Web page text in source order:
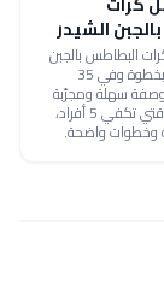
الشيدر
البطاطس بالجبن
الشيدر خطوة بخطوة وفي 35
سهلة ومجرّبة
من مطبخ دلوقتي تكفي 5 أفراد،
وخطوات واضحة.